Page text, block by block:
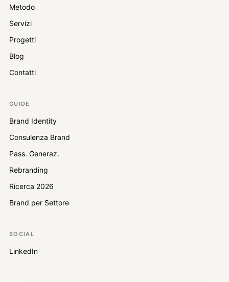
Metodo
Servizi
Progetti
Blog
Contatti
GUIDE
Brand Identity
Consulenza Brand
Pass. Generaz.
Rebranding
Ricerca 2026
Brand per Settore
SOCIAL
LinkedIn